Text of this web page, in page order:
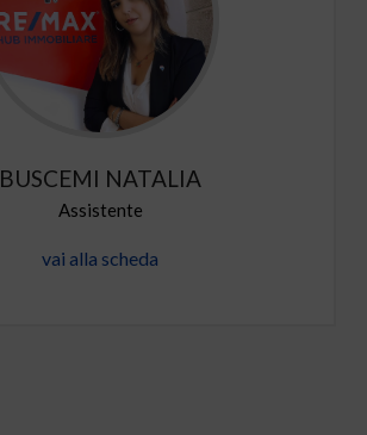
BUSCEMI NATALIA
Assistente
vai alla scheda